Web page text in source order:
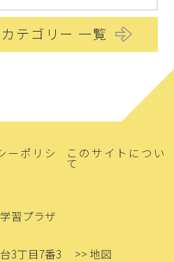
カテゴリー 一覧
ーポリシ このサイトについ
て
習プラザ
3丁目7番3
>> 地図